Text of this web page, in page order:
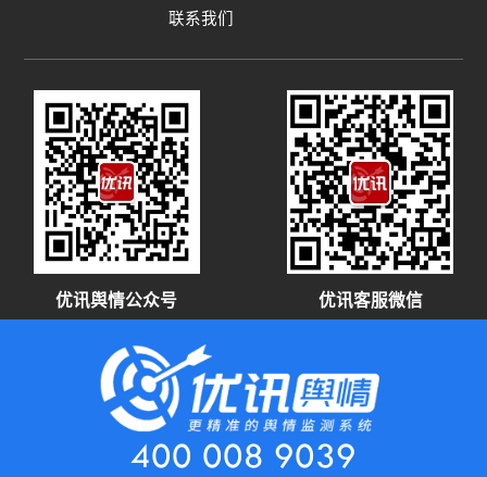
联系我们
优讯舆情公众号 优讯客服微信
400 008 9039